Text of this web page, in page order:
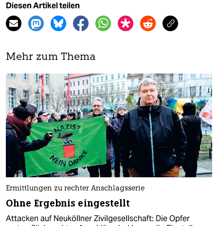
Diesen Artikel teilen
Mehr zum Thema
Ermittlungen zu rechter Anschlagsserie
Ohne Ergebnis eingestellt
Attacken auf Neuköllner Zivilgesellschaft: Die Opfer